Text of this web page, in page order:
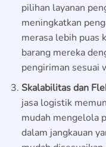
pilihan layanan
meningkatkan
merasa lebih puas
barang mereka
pengiriman sesuai
Skalabilitas dan
jasa logistik
mudah mengelola
dalam jangkauan